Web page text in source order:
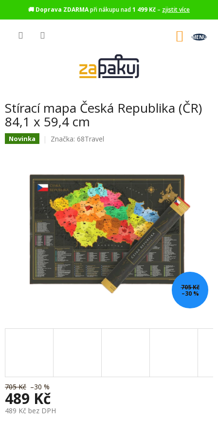
🚚 Doprava ZDARMApři nákupu nad1 499 Kč – zjistit více
Stírací mapa Česká Republika (ČR)
84,1 x 59,4 cm
Novinka Značka: 68Travel
705 Kč
–30 %
705 Kč –30 %
489 Kč
489 Kč bez DPH